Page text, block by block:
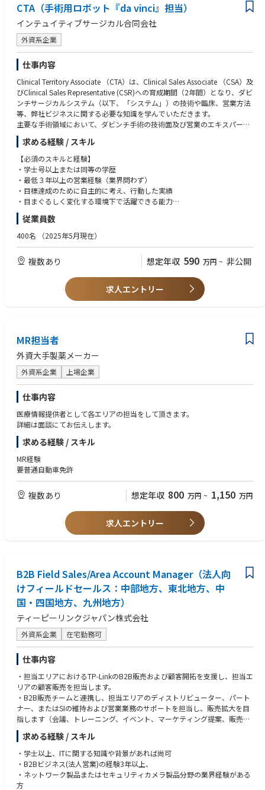
■プロダクト要件定義とプロジェクトマネジメント
ユーザーストーリーや要件定義などをPRDに落とし込み、開発要件を明確
化します。
エンジニアやデザイナーと協働し、アジャイル開発の手法を活用したプロ
ジェクトを推進します。
■効果測定とデータ分析
パフォーマンス測定、ユーザー行動ログや調査結果の分析・振り返りを通
して、継続的な改善を推進します。
■ステークホルダーとのコミュニケーション
開発、デザイン、カスタマーサクセス、カスタマーサポート、マーケティ
ングチームなど多様なチームとの連携を通じたプロジェクト推進を担いま
す（同社では海外拠点にもデザインチーム、マーケティングチームのメン
バーが在籍しています）。
ユーザーやコミュニティとの対話（インタビュー、ユーザーフィードバッ
ク）を通じたニーズの把握を進めます。
英語でのコミュニケーションに抵抗がない方（翻訳ツールの利用可 / 今後
海外メンバーとの連携を強化していきます）
【歓迎要件】
バックオフィス向け事業に関するユーザー像・ドメインの深い解像度
ユーザーリサーチ・インタビューの実施および開発プロセスへの組み込
み、改善をリードした経験
データ分析スキル（SQL / Mixpanel / Tableau等の利用経験）とクリエイ
ティブな発想を併せ持つ方
UXデザインやUI設計に関する知識、またはプロジェクトマネジメント関連
の資格（PMP等）
CTA（手術用ロボット『da vinci』担当）
インテュイティブサージカル合同会社
外資系企業
仕事内容
Clinical Territory Associate （CTA）は、Clinical Sales Associate （CSA）及
びClinical Sales Representative (CSR)への育成期間（2年間）となり、ダビ
ンチサージカルシステム（以下、「システム」）の技術や臨床、営業方法
等、弊社ビジネスに関する必要な知識を学んでいただきます。
主要な手術領域において、ダビンチ手術の技術面及び営業のエキスパート
となるためのトレーニングを受け、配属されたエリアでの営業活動を通し
てシステム導入後の稼働率を最大化するサポートを行います。
基本的な職務
• 医師や医療スタッフに対して、ダビンチ手術テクノロジートレーニング
パスウェイ（初症例を実施される前に修了いただくことが必須となるトレ
ーニングプログラム）とスキルアップ過程について説明する。
• 医師や医療スタッフに対して、オンサイトトレーニング（実機を使用し
研修）を実施する。
• 担当施設全診療科のTR100トレーニング（ダビンチ執刀医が認定証取得
のために行うラボトレーニング）の練習を担当する。
• 医師や医療スタッフに対して、製品のデモンストレーションやインサー
ビス（製品の説明と実際にシステムを触りながら理解していただく）を主
• システムを使用した手術に立会い、製品の安全使用のためにサポートす
式の採用に繋がる営業活動、マーケティング活動のサポートやコーディネ
ーションを行う。
• 日報（営業・症例報告、営業活動の結果）や経費精算、社内オンライン
トレーニングや社内システムを使用した事務処理を行う。
求める経験 / スキル
【必須のスキルと経験】
・学士号以上または同等の学歴
・最低３年以上の営業経験（業界問わず）
・目標達成のために自主的に考え、行動した実績
・目まぐるしく変化する環境下で活躍できる能力
・誠実さ、素直さを兼ね備え、責任感を持った行動ができる方
・MS Office（Excel/Word/PPT）の基礎的な知識
・日本語ネイティブ、もしくはN1相当レベル
【望ましいスキルと経験】
・医療業界、特に医療機器業界経験者
従業員数
400名 （2025年5月現在）
複数あり 想定年収 590 万円 ~ 非公開
求人エントリー
MR担当者
外資大手製薬メーカー
外資系企業 上場企業
仕事内容
医療情報提供者として各エリアの担当をして頂きます。
詳細は面談にてお伝えします。
求める経験 / スキル
MR経験
要普通自動車免許
複数あり 想定年収 800 万円 ~ 1,150 万円
求人エントリー
B2B Field Sales/Area Account Manager（法人向
けフィールドセールス：中部地方、東北地方、中
国・四国地方、九州地方）
ティーピーリンクジャパン株式会社
外資系企業 在宅勤務可
仕事内容
・担当エリアにおけるTP-LinkのB2B販売および顧客開拓を支援し、担当エ
リアの顧客販売を担当します。
・B2B販売チームと連携し、担当エリアのディストリビューター、パート
ナー、またはSIの維持および営業業務のサポートを担当し、販売拡大を目
指します（会議、トレーニング、イベント、マーケティング提案、販売資
料の配布など）。
・担当エリアの新規チャネル、新規B2Bディストリビューター、新規シス
テムインテグレーターの開拓、B2B販売拡大への取り組み（コールドコー
ル、メール連絡、会議での問い合わせなど）。
・中小企業向け製品の販売力強化を目的とした、関連するB2Bイベント、
活動、またはプログラムのサポート。
求める経験 / スキル
・学士以上、ITに関する知識や背景があれば尚可
・B2Bビジネス(法人営業)の経験3年以上、
・ネットワーク製品またはセキュリティカメラ製品分野の業界経験がある
方